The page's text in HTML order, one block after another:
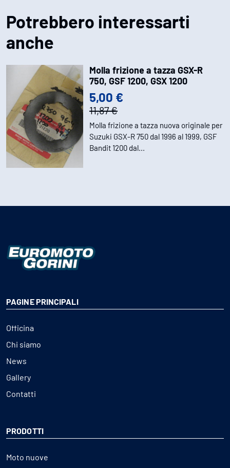
Potrebbero interessarti
anche
Molla frizione a tazza GSX-R
750, GSF 1200, GSX 1200
5,00 €
11,87 €
Molla frizione a tazza nuova originale per
Suzuki GSX-R 750 dal 1996 al 1999, GSF
Bandit 1200 dal...
PAGINE PRINCIPALI
Officina
Chi siamo
News
Gallery
Contatti
PRODOTTI
Moto nuove